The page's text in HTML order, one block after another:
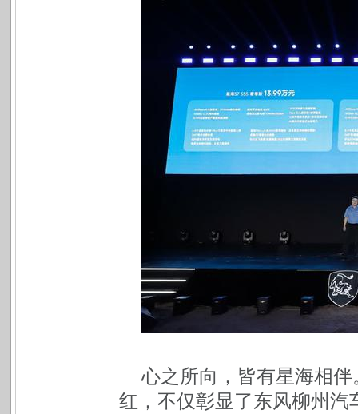
心之所向，皆有星海相
红，不仅彰显了东风柳州